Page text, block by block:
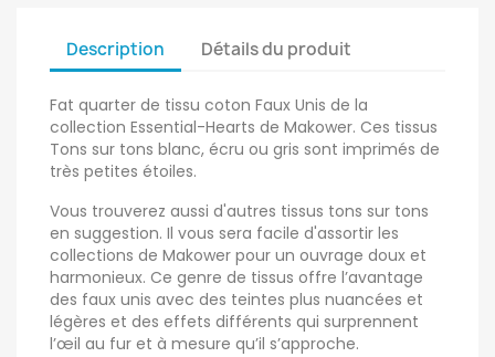
Description Détails du produit
Fat quarter de tissu coton Faux Unis de la
collection Essential-Hearts de Makower. Ces tissus
Tons sur tons blanc, écru ou gris sont imprimés de
très petites étoiles.
Vous trouverez aussi d'autres tissus tons sur tons
en suggestion. Il vous sera facile d'assortir les
collections de Makower pour un ouvrage doux et
harmonieux. Ce genre de tissus offre l’avantage
des faux unis avec des teintes plus nuancées et
légères et des effets différents qui surprennent
l’œil au fur et à mesure qu’il s’approche.